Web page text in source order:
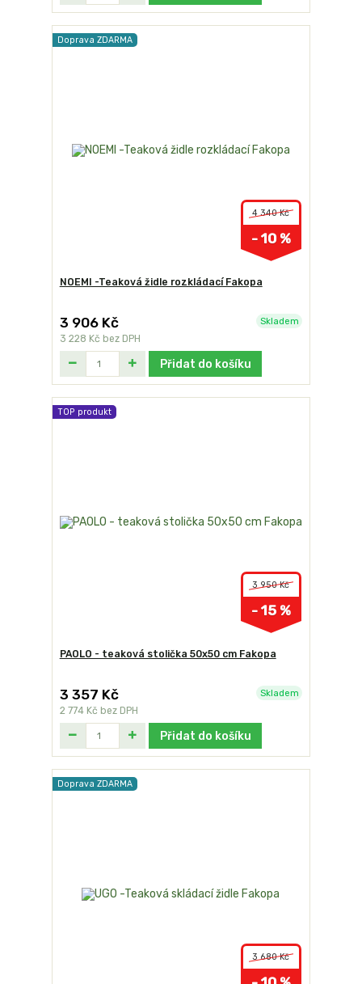
Doprava ZDARMA
4 340 Kč
- 10 %
NOEMI -Teaková židle rozkládací Fakopa
3 906 Kč
3 228 Kč bez DPH
Skladem
Přidat do košíku
TOP produkt
3 950 Kč
- 15 %
PAOLO - teaková stolička 50x50 cm Fakopa
3 357 Kč
2 774 Kč bez DPH
Skladem
Přidat do košíku
Doprava ZDARMA
3 680 Kč